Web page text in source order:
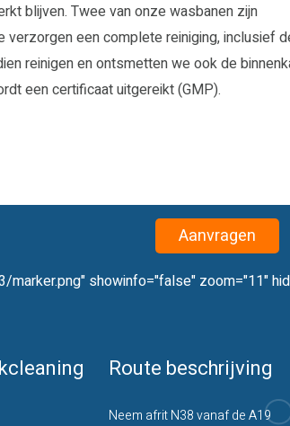
blijven. Twee van onze wasbanen zijn
een complete reiniging, inclusief
reinigen en ontsmetten we ook de
een certificaat uitgereikt (GMP).
Aanvragen
showinfo="false" zoom="11"
Route beschrijving
Neem afrit N38 vanaf de A19